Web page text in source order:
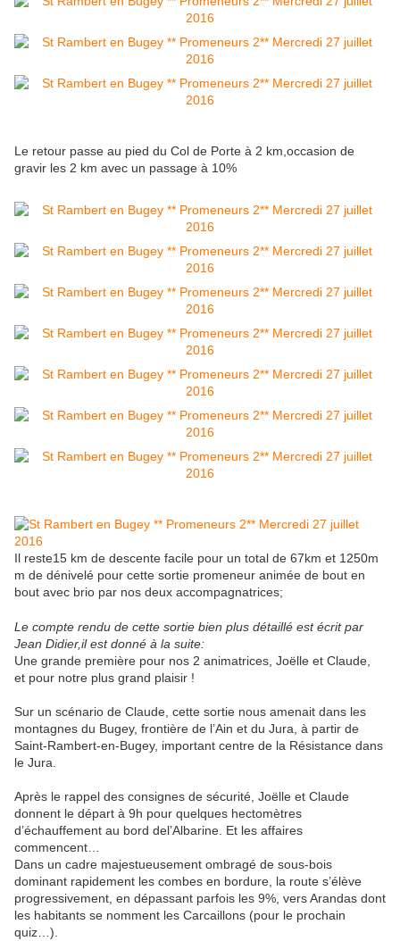
Le retour passe au pied du Col de Porte à 2 km,occasion de
gravir les 2 km avec un passage à 10%
Il reste15 km de descente facile pour un total de 67km et 1250m
m de dénivelé pour cette sortie promeneur animée de bout en
bout avec brio par nos deux accompagnatrices;
Le compte rendu de cette sortie bien plus détaillé est écrit par
Jean Didier,il est donné à la suite:
Une grande première pour nos 2 animatrices, Joëlle et Claude,
et pour notre plus grand plaisir !
Sur un scénario de Claude, cette sortie nous amenait dans les
montagnes du Bugey, frontière de l’Ain et du Jura, à partir de
Saint-Rambert-en-Bugey, important centre de la Résistance dans
le Jura.
Après le rappel des consignes de sécurité, Joëlle et Claude
donnent le départ à 9h pour quelques hectomètres
d’échauffement au bord del’Albarine. Et les affaires
commencent…
Dans un cadre majestueusement ombragé de sous-bois
dominant rapidement les combes en bordure, la route s’élève
progressivement, en dépassant parfois les 9%, vers Arandas dont
les habitants se nomment les Carcaillons (pour le prochain
quiz…).